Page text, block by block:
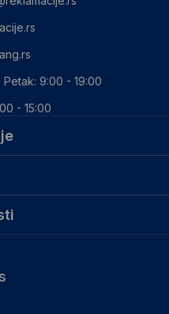
9:00 - 19:00
- 15:00